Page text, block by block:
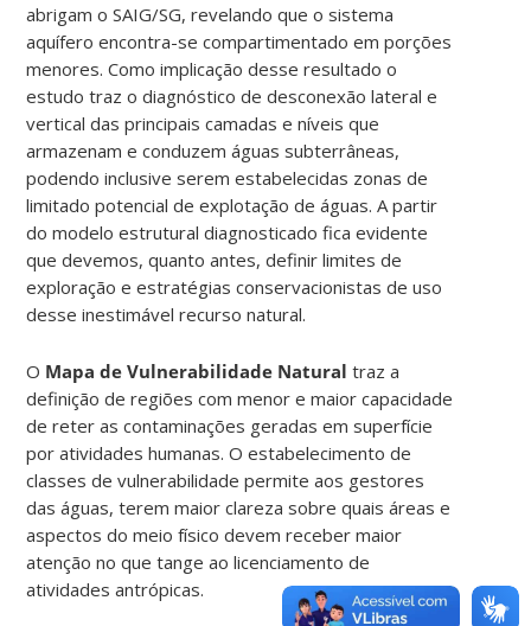
abrigam o SAIG/SG, revelando que o sistema
aquífero encontra-se compartimentado em porções
menores. Como implicação desse resultado o
estudo traz o diagnóstico de desconexão lateral e
vertical das principais camadas e níveis que
armazenam e conduzem águas subterrâneas,
podendo inclusive serem estabelecidas zonas de
limitado potencial de explotação de águas. A partir
do modelo estrutural diagnosticado fica evidente
que devemos, quanto antes, definir limites de
exploração e estratégias conservacionistas de uso
desse inestimável recurso natural.
O Mapa de Vulnerabilidade Natural traz a
definição de regiões com menor e maior capacidade
de reter as contaminações geradas em superfície
por atividades humanas. O estabelecimento de
classes de vulnerabilidade permite aos gestores
das águas, terem maior clareza sobre quais áreas e
aspectos do meio físico devem receber maior
atenção no que tange ao licenciamento de
atividades antrópicas.